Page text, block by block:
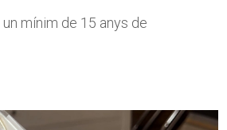
mínim de 15 anys de